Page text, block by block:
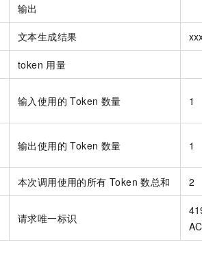
输出
文本生成结果
token 用量
输入使用的 Token 数量 1
输出使用的 Token 数量 1
本次调用使用的所有 Token 数总和 2
请求唯一标识